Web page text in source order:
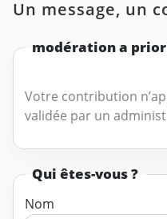
Un message, un
modération a
Votre contribution
validée par un
Qui êtes-vous ?
Nom